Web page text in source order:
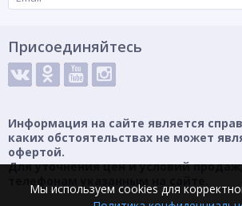
Присоединяйтесь
Информация на сайте является
каких обстоятельствах не может
офертой.
Для уточнения цен и условий
телефонам указанным на сайте.
Мы используем cookies для